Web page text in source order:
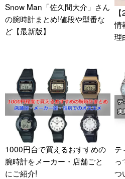
Snow Man「佐久間大介」さん
の腕時計まとめ!値段や型番な
ど【最新版】
情
理
1000円台で買えるおすすめの
腕時計をメーカー・店舗ごと
にご紹介!
テ
っ
つ